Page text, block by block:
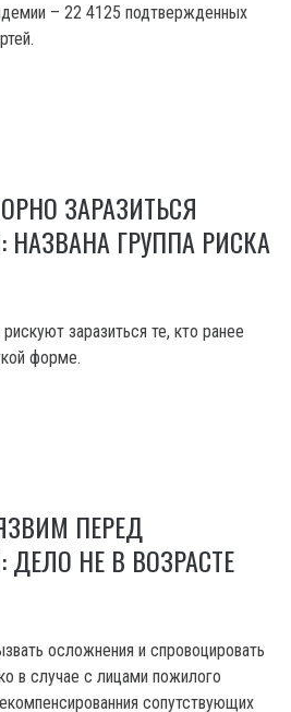
– 22 4125 подтвержденных
ЗАРАЗИТЬСЯ
ГРУППА РИСКА
заразиться те, кто ранее
форме.
ПЕРЕД
НЕ В ВОЗРАСТЕ
осложнения и спровоцировать
в случае с лицами пожилого
сопутствующих